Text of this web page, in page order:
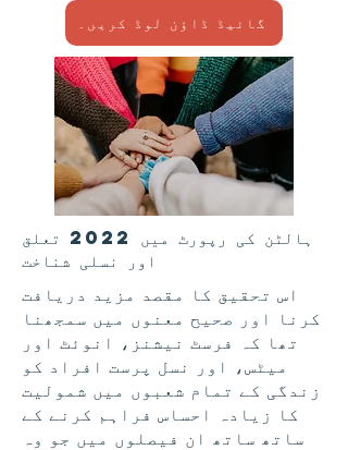
گائیڈ ڈاؤن لوڈ کریں۔
ہالٹن کی رپورٹ میں 2022 تعلق
اور نسلی شناخت
اس تحقیق کا مقصد مزید دریافت
کرنا اور صحیح معنوں میں سمجھنا
تھا کہ فرسٹ نیشنز، انوئٹ اور
میٹس، اور نسل پرست افراد کو
زندگی کے تمام شعبوں میں شمولیت
کا زیادہ احساس فراہم کرنے کے
ساتھ ساتھ ان فیصلوں میں جو وہ